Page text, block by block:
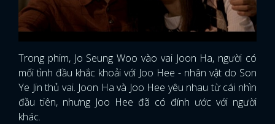
Trong phim, Jo Seung Woo vào vai Joon Ha, người có
mối tình đầu khắc khoải với Joo Hee - nhân vật do Son
Ye Jin thủ vai. Joon Ha và Joo Hee yêu nhau từ cái nhìn
đầu tiên, nhưng Joo Hee đã có đính ước với người
khác.